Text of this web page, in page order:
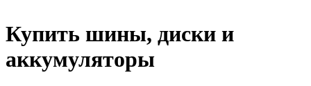
Купить шины, диски и
аккумуляторы